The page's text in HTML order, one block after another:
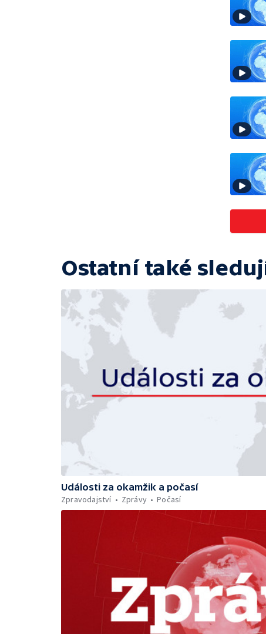
Ostatní také
Události za okamžik a počasí
Zpravodajství
Zprávy Počasí